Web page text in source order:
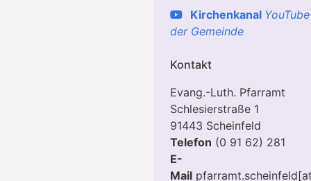
Kirchenkanal
der Gemeinde
Kontakt
Evang.-Luth. Pfarramt
Schlesierstraße 1
91443 Scheinfeld
Telefon (0 91 62) 281
E-
Mail